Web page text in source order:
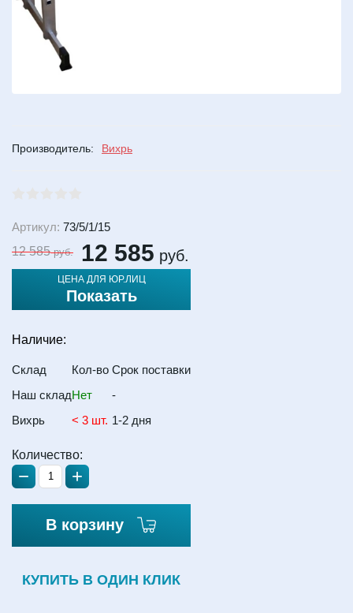
Артикул: 73/5/1/15
12 585руб. 12 585 руб.
ЦЕНА ДЛЯ ЮР.ЛИЦ
Показать
Наличие:
Склад Кол-во Срок поставки
Наш складНет
-
Вихрь
< 3 шт. 1-2 дня
Количество:
− +
В корзину
КУПИТЬ В ОДИН КЛИК
Производитель: Вихрь